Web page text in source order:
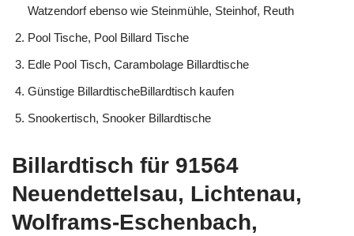
Watzendorf ebenso wie Steinmühle, Steinhof, Reuth
Pool Tische, Pool Billard Tische
Edle Pool Tisch, Carambolage Billardtische
Günstige BillardtischeBillardtisch kaufen
Snookertisch, Snooker Billardtische
Billardtisch für 91564
Neuendettelsau, Lichtenau,
Wolframs-Eschenbach,